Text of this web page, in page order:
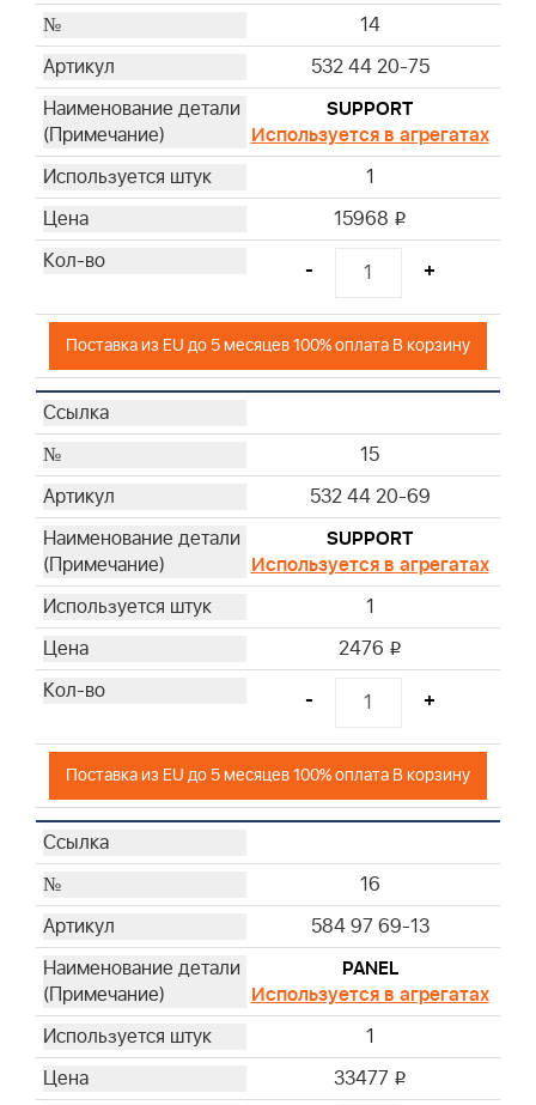
14
532 44 20-75
SUPPORT
Используется в агрегатах
1
15968 i
- +
Поставка из EU до 5 месяцев 100% оплата В корзину
15
532 44 20-69
SUPPORT
Используется в агрегатах
1
2476 i
- +
Поставка из EU до 5 месяцев 100% оплата В корзину
16
584 97 69-13
PANEL
Используется в агрегатах
1
33477 i